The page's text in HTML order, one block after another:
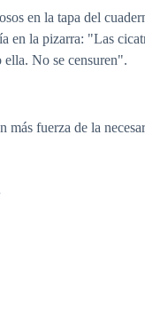
en la tapa del
en la pizarra: "Las
ella. No se censuren".
fuerza de la